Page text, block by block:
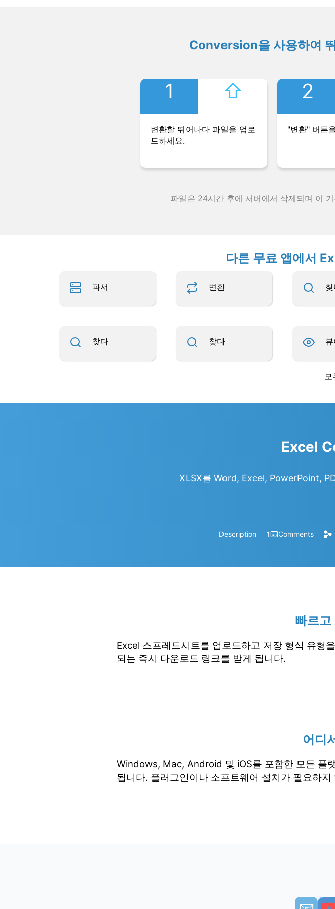
Conversion을 사용하여
1 ⇧︎
변환할 뛰어나다 파일을 업로
드하세요.
2
"변환" 버튼
파일은 24시간 후에 서버에서 삭제되며 이
다른 무료 앱에서
파서 변환
찾다 찾다 뷰
모
Excel
XLSX를 Word, Excel, PowerPoint,
Description 1 Comments
빠르고
Excel 스프레드시트를 업로드하고 저장 형식 유형
되는 즉시 다운로드 링크를 받게 됩니다.
어디
Windows, Mac, Android 및 iOS를 포함한 모든 플
됩니다. 플러그인이나 소프트웨어 설치가 필요하지